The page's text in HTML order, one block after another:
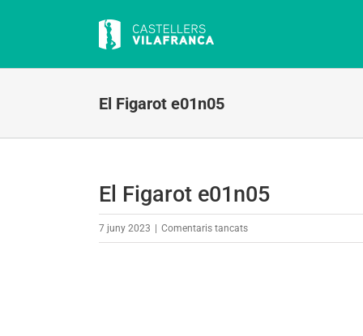
El Figarot e01n05
El Figarot e01n05
7 juny 2023 Comentaris tancatsa